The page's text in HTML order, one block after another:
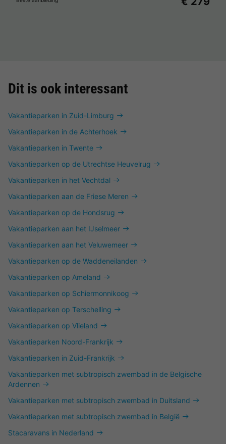
Dit is ook interessant
Vakantieparken in Zuid-Limburg
Vakantieparken in de Achterhoek
Vakantieparken in Twente
Vakantieparken op de Utrechtse Heuvelrug
Vakantieparken in het Vechtdal
Vakantieparken aan de Friese Meren
Vakantieparken op de Hondsrug
Vakantieparken aan het IJselmeer
Vakantieparken aan het Veluwemeer
Vakantieparken op de Waddeneilanden
Vakantieparken op Ameland
Vakantieparken op Schiermonnikoog
Vakantieparken op Terschelling
Vakantieparken op Vlieland
Vakantieparken Noord-Frankrijk
Vakantieparken in Zuid-Frankrijk
Vakantieparken met subtropisch zwembad in de Belgische
Ardennen
Vakantieparken met subtropisch zwembad in Duitsland
Vakantieparken met subtropisch zwembad in België
Stacaravans in Nederland